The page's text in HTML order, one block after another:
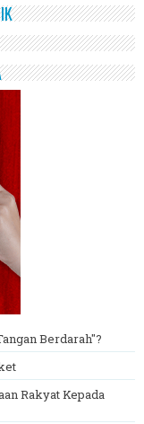
Berdarah"?
Rakyat Kepada